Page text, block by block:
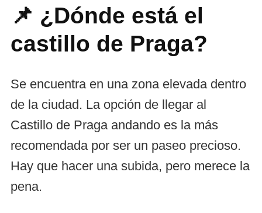
📌 ¿Dónde está el
castillo de Praga?
Se encuentra en una zona elevada dentro
de la ciudad. La opción de llegar al
Castillo de Praga andando es la más
recomendada por ser un paseo precioso.
Hay que hacer una subida, pero merece la
pena.